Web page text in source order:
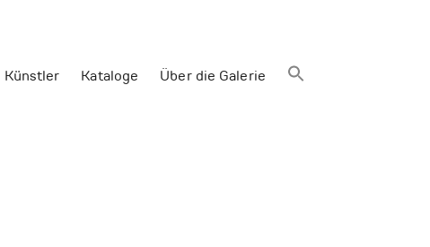
Künstler Kataloge Über die Galerie